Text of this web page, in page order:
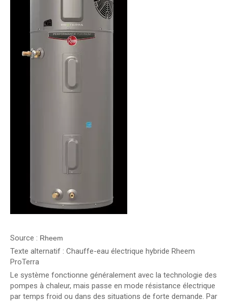
Source : Rheem
Texte alternatif : Chauffe-eau électrique hybride Rheem
ProTerra
Le système fonctionne généralement avec la technologie des
pompes à chaleur, mais passe en mode résistance électrique
par temps froid ou dans des situations de forte demande. Par